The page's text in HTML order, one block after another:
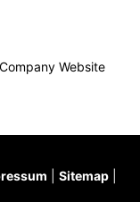
Website
Sitemap